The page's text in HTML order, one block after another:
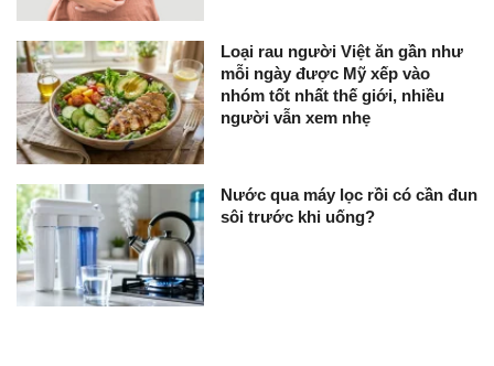
Loại rau người Việt ăn gần như
mỗi ngày được Mỹ xếp vào
nhóm tốt nhất thế giới, nhiều
người vẫn xem nhẹ
Nước qua máy lọc rồi có cần đun
sôi trước khi uống?